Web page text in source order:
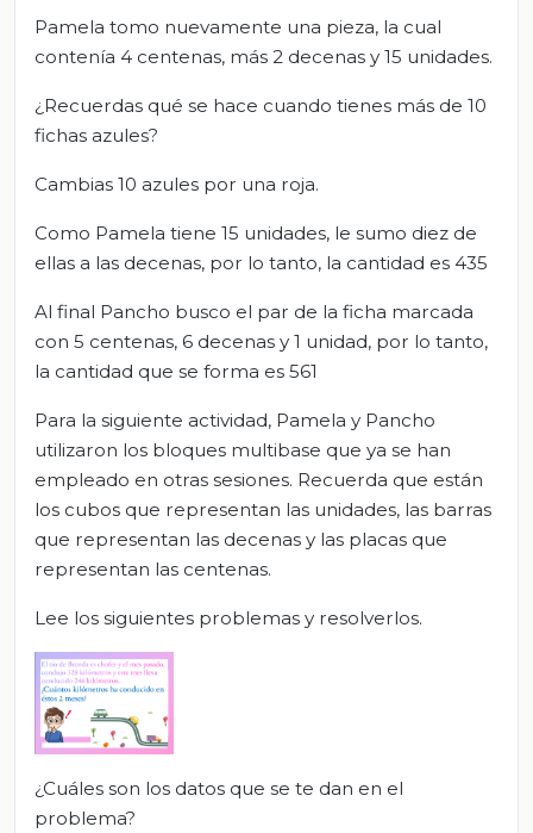
Pamela tomo nuevamente una pieza, la cual
contenía 4 centenas, más 2 decenas y 15 unidades.
¿Recuerdas qué se hace cuando tienes más de 10
fichas azules?
Cambias 10 azules por una roja.
Como Pamela tiene 15 unidades, le sumo diez de
ellas a las decenas, por lo tanto, la cantidad es 435
Al final Pancho busco el par de la ficha marcada
con 5 centenas, 6 decenas y 1 unidad, por lo tanto,
la cantidad que se forma es 561
Para la siguiente actividad, Pamela y Pancho
utilizaron los bloques multibase que ya se han
empleado en otras sesiones. Recuerda que están
los cubos que representan las unidades, las barras
que representan las decenas y las placas que
representan las centenas.
Lee los siguientes problemas y resolverlos.
¿Cuáles son los datos que se te dan en el
problema?